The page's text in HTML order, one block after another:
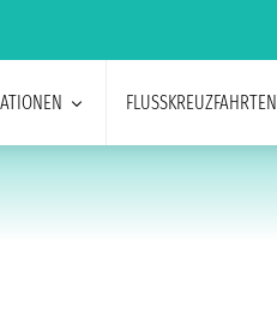
FLUSSKREUZFAHRTEN